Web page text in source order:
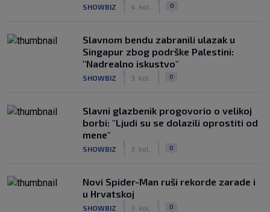
SHOWBIZ 4. kol. 0
Slavnom bendu zabranili ulazak u
Singapur zbog podrške Palestini:
"Nadrealno iskustvo"
SHOWBIZ 3. kol. 0
Slavni glazbenik progovorio o velikoj
borbi: "Ljudi su se dolazili oprostiti od
mene"
SHOWBIZ 3. kol. 0
Novi Spider-Man ruši rekorde zarade i
u Hrvatskoj
SHOWBIZ 3. kol. 0